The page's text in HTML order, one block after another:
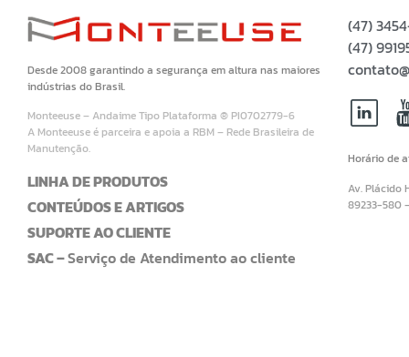
Desde 2008 garantindo a segurança em altura nas maiores
indústrias do Brasil.
Monteeuse – Andaime Tipo Plataforma ® PI0702779-6
A Monteeuse é parceira e apoia a RBM – Rede Brasileira de
Manutenção.
LINHA DE PRODUTOS
CONTEÚDOS E ARTIGOS
SUPORTE AO CLIENTE
SAC –Serviço de Atendimento ao cliente
(47)
(47)
Horário de
Av. Plácido
89233-580